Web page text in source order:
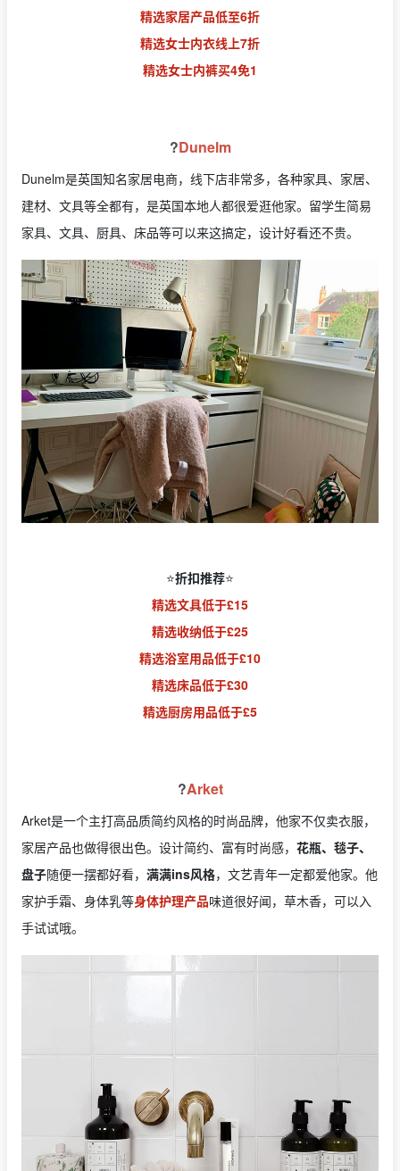
精选家居产品低至6折
精选女士内衣线上7折
精选女士内裤买4免1
?Dunelm
Dunelm是英国知名家居电商，线下店非常多，各种家具、家居、
建材、文具等全都有，是英国本地人都很爱逛他家。留学生简易
家具、文具、厨具、床品等可以来这搞定，设计好看还不贵。
⭐️折扣推荐⭐️
精选文具低于£15
精选收纳低于£25
精选浴室用品低于£10
精选床品低于£30
精选厨房用品低于£5
?Arket
Arket是一个主打高品质简约风格的时尚品牌，他家不仅卖衣服，
家居产品也做得很出色。设计简约、富有时尚感， 花瓶、毯子、
盘子随便一摆都好看， 满满ins风格，文艺青年一定都爱他家。他
家护手霜、身体乳等身体护理产品味道很好闻，草木香，可以入
手试试哦。